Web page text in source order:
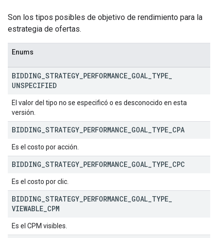
Son los tipos posibles de objetivo de rendimiento para la
estrategia de ofertas.
Enums
BIDDING STRATEGY PERFORMANCE GOAL TYPE
UNSPECIFIED
El valor del tipo no se especificó o es desconocido en esta
versión.
BIDDING STRATEGY PERFORMANCE GOAL TYPE CPA
Es el costo por acción.
BIDDING STRATEGY PERFORMANCE GOAL TYPE CPC
Es el costo por clic.
BIDDING STRATEGY PERFORMANCE GOAL TYPE
VIEWABLE CPM
Es el CPM visibles.